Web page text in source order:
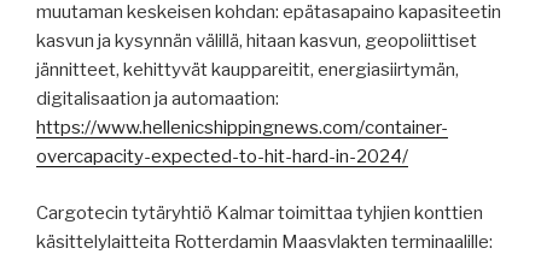
muutaman keskeisen kohdan: epätasapaino kapasiteetin
kasvun ja kysynnän välillä, hitaan kasvun, geopoliittiset
jännitteet, kehittyvät kauppareitit, energiasiirtymän,
digitalisaation ja automaation:
https://www.hellenicshippingnews.com/container-
overcapacity-expected-to-hit-hard-in-2024/
Cargotecin tytäryhtiö Kalmar toimittaa tyhjien konttien
käsittelylaitteita Rotterdamin Maasvlakten terminaalille: